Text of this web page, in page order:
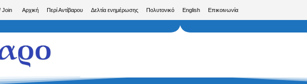
Join Αρχική Περί Αντίβαρου Δελτία ενημέρωσης Πολυτονικό English Επικοινωνία